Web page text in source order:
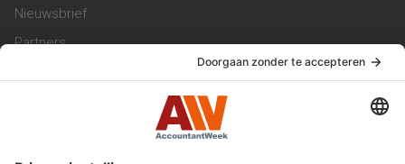
Nieuwsbrief
Partners